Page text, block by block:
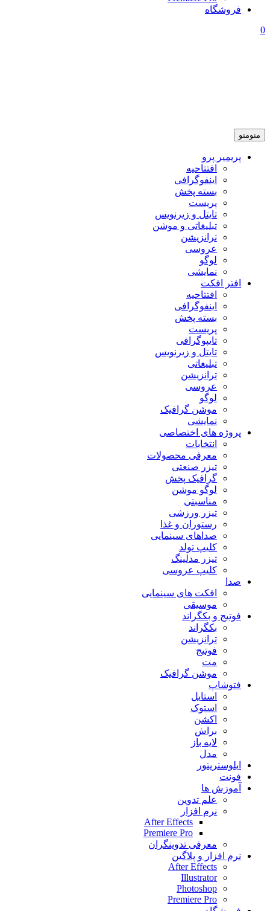
فروشگاه
0
منومنو
پریمیر پرو
افتتاحیه
اینفوگرافی
بسته پخش
پریست
تایتل و زیرنویس
تبلیغاتی و موشن
ترانزیشن
عروسی
لوگو
نمایشی
افتر افکت
افتتاحیه
اینفوگرافی
بسته پخش
پریست
تایپوگرافی
تایتل و زیرنویس
تبلیغاتی
ترانزیشن
عروسی
لوگو
موشن گرافیک
نمایشی
پروژه های اختصاصی
انتخابات
معرفی محصولات
تیزر صنعتی
گرافیک پخش
لوگو موشن
مناسبتی
تیزر ورزشی
رستوران و غذا
صداهای سینمایی
کلیپ تولد
تیزر مدلینگ
کلیپ عروسی
صدا
افکت های سینمایی
موسیقی
فوتیج و بکگراند
بکگراند
ترانزیشن
فوتیج
مت
موشن گرافیک
فتوشاپ
استایل
استوک
اکشن
براش
لایه باز
مدل
ایلوستریتور
فونت
آموزش ها
علم تدوین
نرم افزار
After Effects
Premiere Pro
معرفی تدوینگران
نرم افزار و پلاگین
After Effects
Illustrator
Photoshop
Premiere Pro